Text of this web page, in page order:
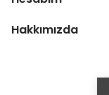
Hakkımızda